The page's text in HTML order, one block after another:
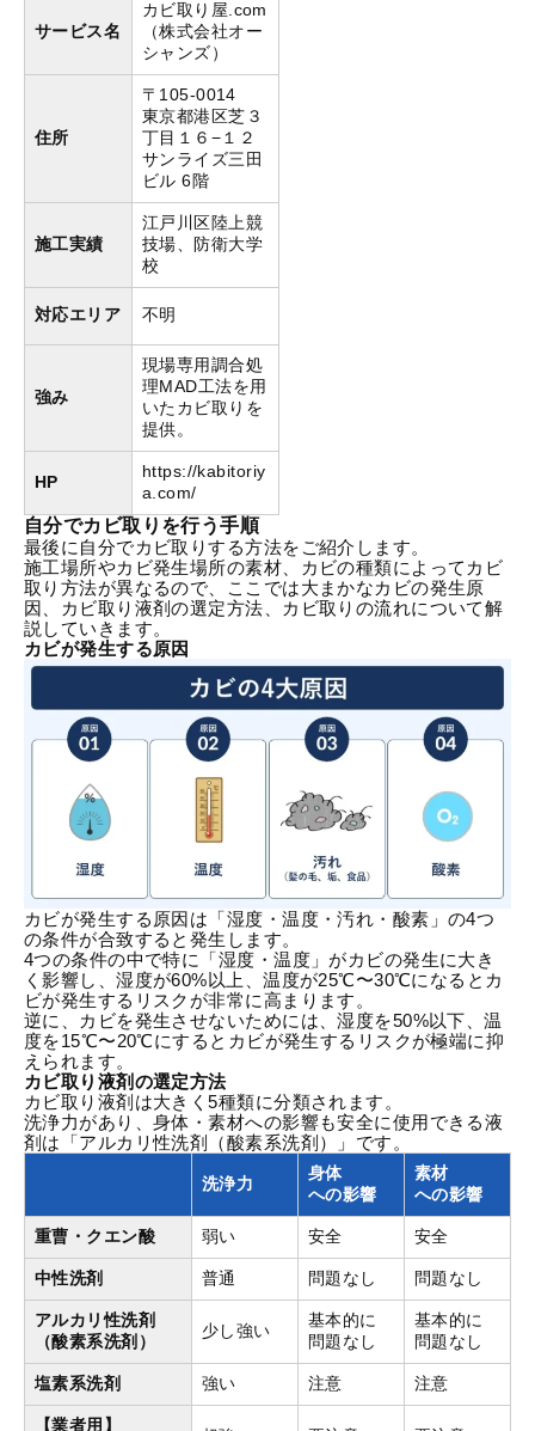
サービス名
カビ取り屋.com
（株式会社オー
シャンズ）
住所
〒105-0014
東京都港区芝３
丁目１６−１２
サンライズ三田
ビル 6階
施工実績
江戸川区陸上競
技場、防衛大学
校
対応エリア 不明
強み
現場専用調合処
理MAD工法を用
いたカビ取りを
提供。
HP
https://kabitoriy
a.com/
自分でカビ取りを行う手順
最後に自分でカビ取りする方法をご紹介します。
施工場所やカビ発生場所の素材、カビの種類によってカビ
取り方法が異なるので、ここでは大まかなカビの発生原
因、カビ取り液剤の選定方法、カビ取りの流れについて解
説していきます。
カビが発生する原因
カビが発生する原因は「湿度・温度・汚れ・酸素」の4つ
の条件が合致すると発生します。
4つの条件の中で特に「湿度・温度」がカビの発生に大き
く影響し、湿度が60%以上、温度が25℃〜30℃になるとカ
ビが発生するリスクが非常に高まります。
逆に、カビを発生させないためには、湿度を50%以下、温
度を15℃〜20℃にするとカビが発生するリスクが極端に抑
えられます。
カビ取り液剤の選定方法
カビ取り液剤は大きく5種類に分類されます。
洗浄力があり、身体・素材への影響も安全に使用できる液
剤は「アルカリ性洗剤（酸素系洗剤）」です。
洗浄力
身体
への影響
素材
への影響
重曹・クエン酸 弱い 安全 安全
中性洗剤 普通 問題なし 問題なし
アルカリ性洗剤
（酸素系洗剤）
少し強い
基本的に
問題なし
基本的に
問題なし
塩素系洗剤 強い 注意 注意
【業者用】